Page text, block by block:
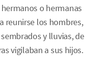
o hermanas
reunirse los hombres,
y lluvias, de
vigilaban a sus hijos.